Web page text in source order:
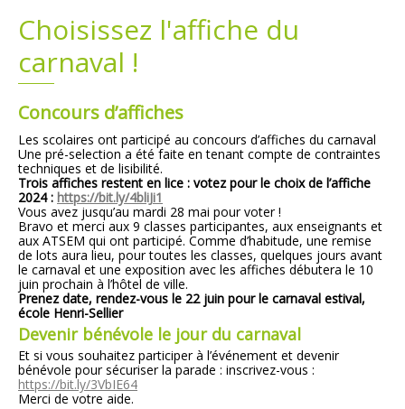
Choisissez l'affiche du
carnaval !
Concours d’affiches
Les scolaires ont participé au concours d’affiches du carnaval
Une pré-selection a été faite en tenant compte de contraintes
techniques et de lisibilité.
Trois affiches restent en lice : votez pour le choix de l’affiche
2024 : https://bit.ly/4bliJi1
Vous avez jusqu’au mardi 28 mai pour voter !
Bravo et merci aux 9 classes participantes, aux enseignants et
aux ATSEM qui ont participé. Comme d’habitude, une remise
de lots aura lieu, pour toutes les classes, quelques jours avant
le carnaval et une exposition avec les affiches débutera le 10
juin prochain à l’hôtel de ville.
Prenez date, rendez-vous le 22 juin pour le carnaval estival,
école Henri-Sellier
Devenir bénévole le jour du carnaval
Et si vous souhaitez participer à l’événement et devenir
bénévole pour sécuriser la parade : inscrivez-vous :
https://bit.ly/3VbIE64
Merci de votre aide.
Plans
Demandes légales
Emploi
Marchés publics
Grands projets